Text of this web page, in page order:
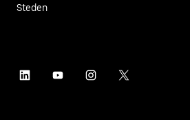
Steden